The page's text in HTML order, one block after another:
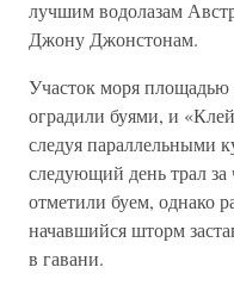
лучшим водолазам
Джону Джонстонам.
Участок моря площадью
оградили буями, и
следуя параллельными
следующий день трал за
отметили буем, однако
начавшийся шторм
в гавани.